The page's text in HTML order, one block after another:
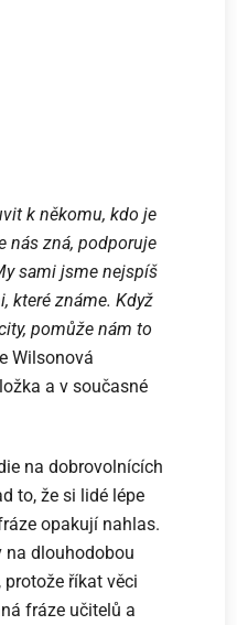
k někomu, kdo je
nás zná, podporuje
sami jsme nejspíš
které známe. Když
pomůže nám to
Wilsonová
a v současné
na dobrovolnících
to, že si lidé lépe
opakují nahlas.
na dlouhodobou
říkat věci
fráze učitelů a